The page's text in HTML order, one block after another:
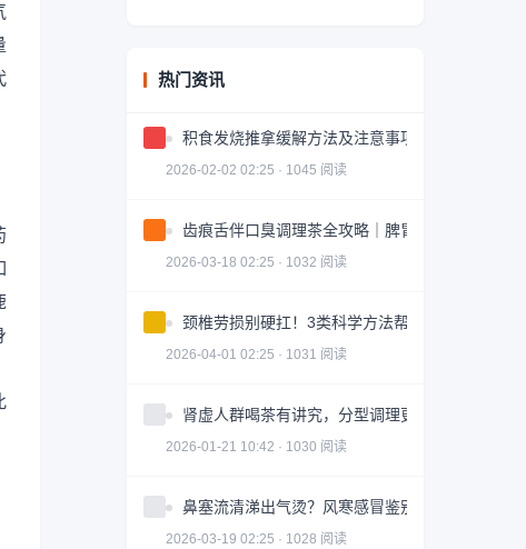
热门资讯
积食发烧推拿缓解方法及注意事项
2026-02-02 02:25 · 1045 阅读
齿痕舌伴口臭调理茶全攻略｜脾胃健康轻松掌握
2026-03-18 02:25 · 1032 阅读
颈椎劳损别硬扛！3类科学方法帮你轻松缓解｜实
2026-04-01 02:25 · 1031 阅读
肾虚人群喝茶有讲究，分型调理更有效
2026-01-21 10:42 · 1030 阅读
鼻塞流清涕出气烫？风寒感冒鉴别指南全攻略
2026-03-19 02:25 · 1028 阅读